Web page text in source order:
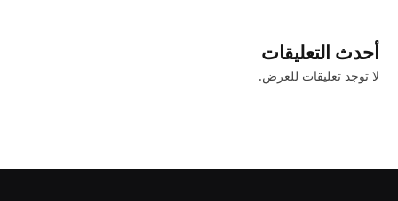
أحدث التعليقات
لا توجد تعليقات للعرض.